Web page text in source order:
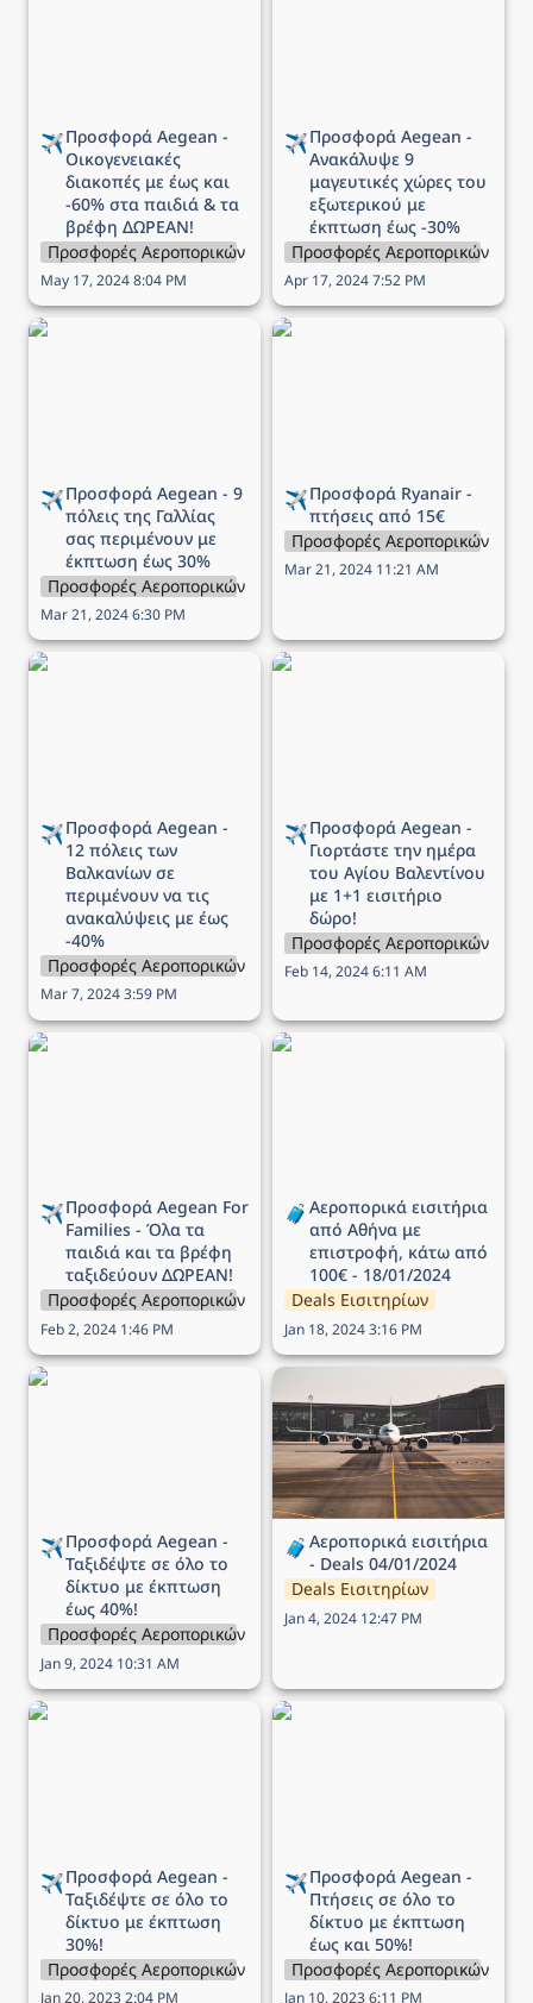
✈️
Οικογενειακές
διακοπές με έως και
-60% στα παιδιά & τα
βρέφη ΔΩΡΕΑΝ!
Προσφορές Αεροπορικών Εταιρειών
May 17, 2024 8:04 PM
✈️Προσφορά Aegean -
Ανακάλυψε 9
μαγευτικές χώρες του
εξωτερικού με
έκπτωση έως -30%
Προσφορές Αεροπορικών
Apr 17, 2024 7:52 PM
Προσφορά Aegean - 9
✈️Προσφορά Aegean - 9
πόλεις της Γαλλίας
σας περιμένουν με
έκπτωση έως 30%
Προσφορές Αεροπορικών Εταιρειών
Mar 21, 2024 6:30 PM
Προσφορά Ryanair -
✈️Προσφορά Ryanair -
πτήσεις από 15€
Προσφορές Αεροπορικών
Mar 21, 2024 11:21 AM
Προσφορά Aegean - 12
✈️Προσφορά Aegean -
12 πόλεις των
Βαλκανίων σε
περιμένουν να τις
ανακαλύψεις με έως
-40%
Προσφορές Αεροπορικών Εταιρειών
Mar 7, 2024 3:59 PM
Προσφορά Aegean -
✈️
Γιορτάστε την ημέρα
του Αγίου Βαλεντίνου
με 1+1 εισιτήριο
δώρο!
Προσφορές Αεροπορικών
Feb 14, 2024 6:11 AM
Προσφορά Aegean For
✈️Προσφορά Aegean For
Families - Όλα τα
παιδιά και τα βρέφη
ταξιδεύουν ΔΩΡΕΑΝ!
Προσφορές Αεροπορικών Εταιρειών
Feb 2, 2024 1:46 PM
Αεροπορικά εισιτήρια
🧳 Αεροπορικά εισιτήρια
από Αθήνα με
επιστροφή, κάτω από
100€ - 18/01/2024
Deals Εισιτηρίων
Jan 18, 2024 3:16 PM
Προσφορά Aegean -
✈️
Ταξιδέψτε σε όλο το
δίκτυο με έκπτωση
έως 40%!
Προσφορές Αεροπορικών Εταιρειών
Jan 9, 2024 10:31 AM
Αεροπορικά εισιτήρια -
Deals 04/01/2024
🧳 Αεροπορικά εισιτήρια
- Deals 04/01/2024
Deals Εισιτηρίων
Jan 4, 2024 12:47 PM
Προσφορά Aegean -
✈️
Ταξιδέψτε σε όλο το
δίκτυο με έκπτωση
30%!
Προσφορές Αεροπορικών Εταιρειών
Jan 20, 2023 2:04 PM
Προσφορά Aegean -
✈️Προσφορά Aegean -
Πτήσεις σε όλο το
δίκτυο με έκπτωση
έως και 50%!
Προσφορές Αεροπορικών
Jan 10, 2023 6:11 PM